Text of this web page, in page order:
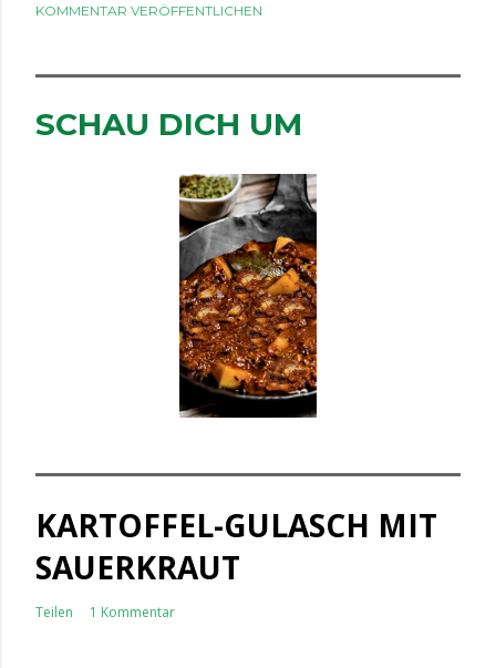
KOMMENTAR VERÖFFENTLICHEN
SCHAU DICH UM
KARTOFFEL-GULASCH MIT
SAUERKRAUT
Teilen 1 Kommentar